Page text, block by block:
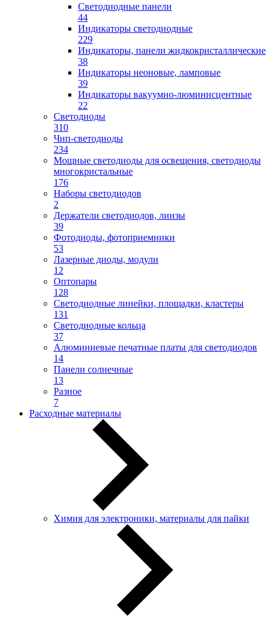
Светодиодные панели
44
Индикаторы светодиодные
229
Индикаторы, панели жидкокристаллические
38
Индикаторы неоновые, ламповые
39
Индикаторы вакуумно-люминисцентные
22
Светодиоды
310
Чип-светодиоды
234
Мощные светодиоды для освещения, светодиоды
многокристальные
176
Наборы светодиодов
2
Держатели светодиодов, линзы
39
Фотодиоды, фотоприемники
53
Лазерные диоды, модули
12
Оптопары
128
Светодиодные линейки, площадки, кластеры
131
Светодиодные кольца
37
Алюминиевые печатные платы для светодиодов
14
Панели солнечные
13
Разное
7
Расходные материалы
Химия для электроники, материалы для пайки